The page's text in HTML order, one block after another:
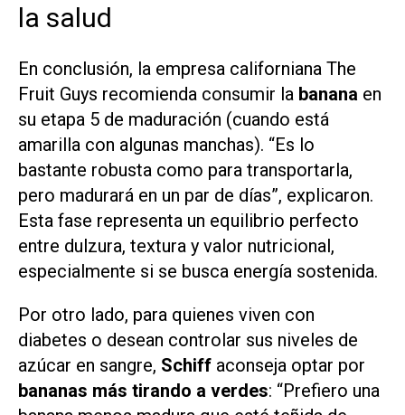
la salud
En conclusión, la empresa californiana The
Fruit Guys recomienda consumir la banana en
su etapa 5 de maduración (cuando está
amarilla con algunas manchas). “Es lo
bastante robusta como para transportarla,
pero madurará en un par de días”, explicaron.
Esta fase representa un equilibrio perfecto
entre dulzura, textura y valor nutricional,
especialmente si se busca energía sostenida.
Por otro lado, para quienes viven con
diabetes o desean controlar sus niveles de
azúcar en sangre, Schiff aconseja optar por
bananas más tirando a verdes: “Prefiero una